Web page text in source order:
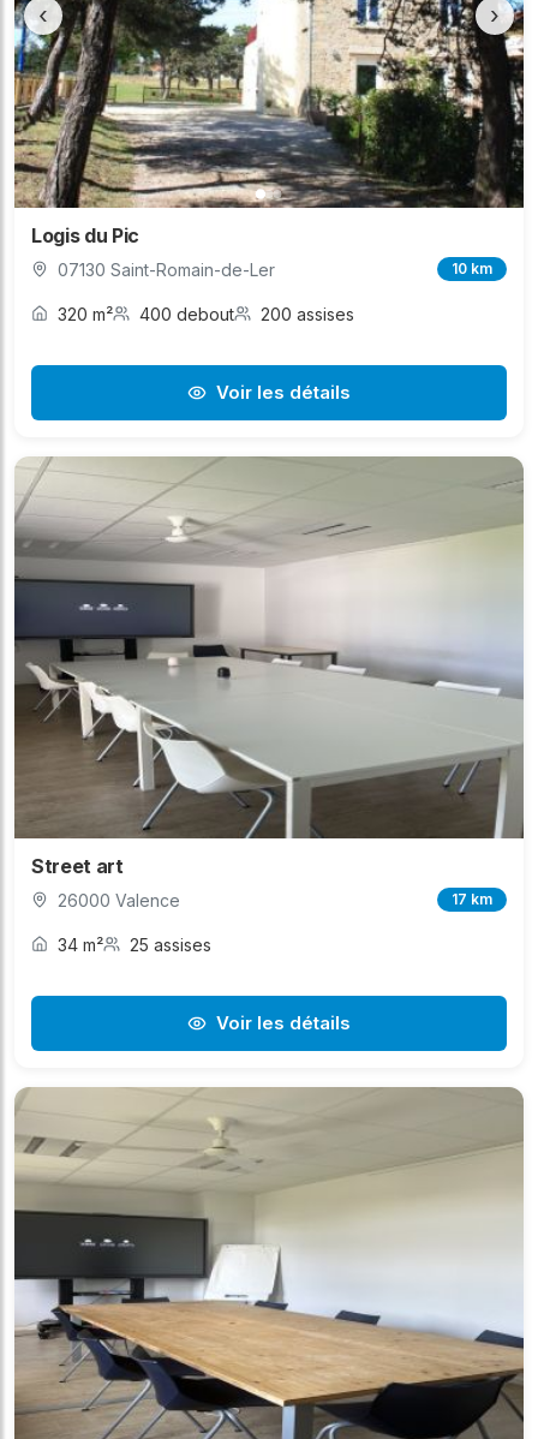
‹ ›
Logis du Pic
07130 Saint-Romain-de-Ler 10 km
320 m² 400 debout 200 assises
Voir les détails
Street art
26000 Valence 17 km
34 m² 25 assises
Voir les détails